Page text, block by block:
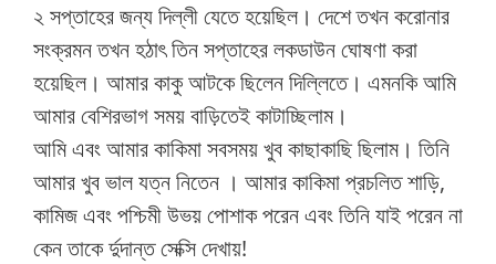
২ সপ্তাহের জন্য দিল্লী যেতে হয়েছিল। দেশে তখন করোনার
সংক্রমন তখন হঠাৎ তিন সপ্তাহের লকডাউন ঘোষণা করা
হয়েছিল। আমার কাকু আটকে ছিলেন দিল্লিতে। এমনকি আমি
আমার বেশিরভাগ সময় বাড়িতেই কাটাচ্ছিলাম।
আমি এবং আমার কাকিমা সবসময় খুব কাছাকাছি ছিলাম। তিনি
আমার খুব ভাল যত্ন নিতেন । আমার কাকিমা প্রচলিত শাড়ি,
কামিজ এবং পশ্চিমী উভয় পোশাক পরেন এবং তিনি যাই পরেন না
কেন তাকে র্দুদান্ত সেক্সি দেখায়!